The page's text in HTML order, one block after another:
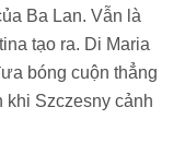
Ba Lan. Vẫn là
tạo ra. Di Maria
bóng cuộn thẳng
khi Szczesny cảnh